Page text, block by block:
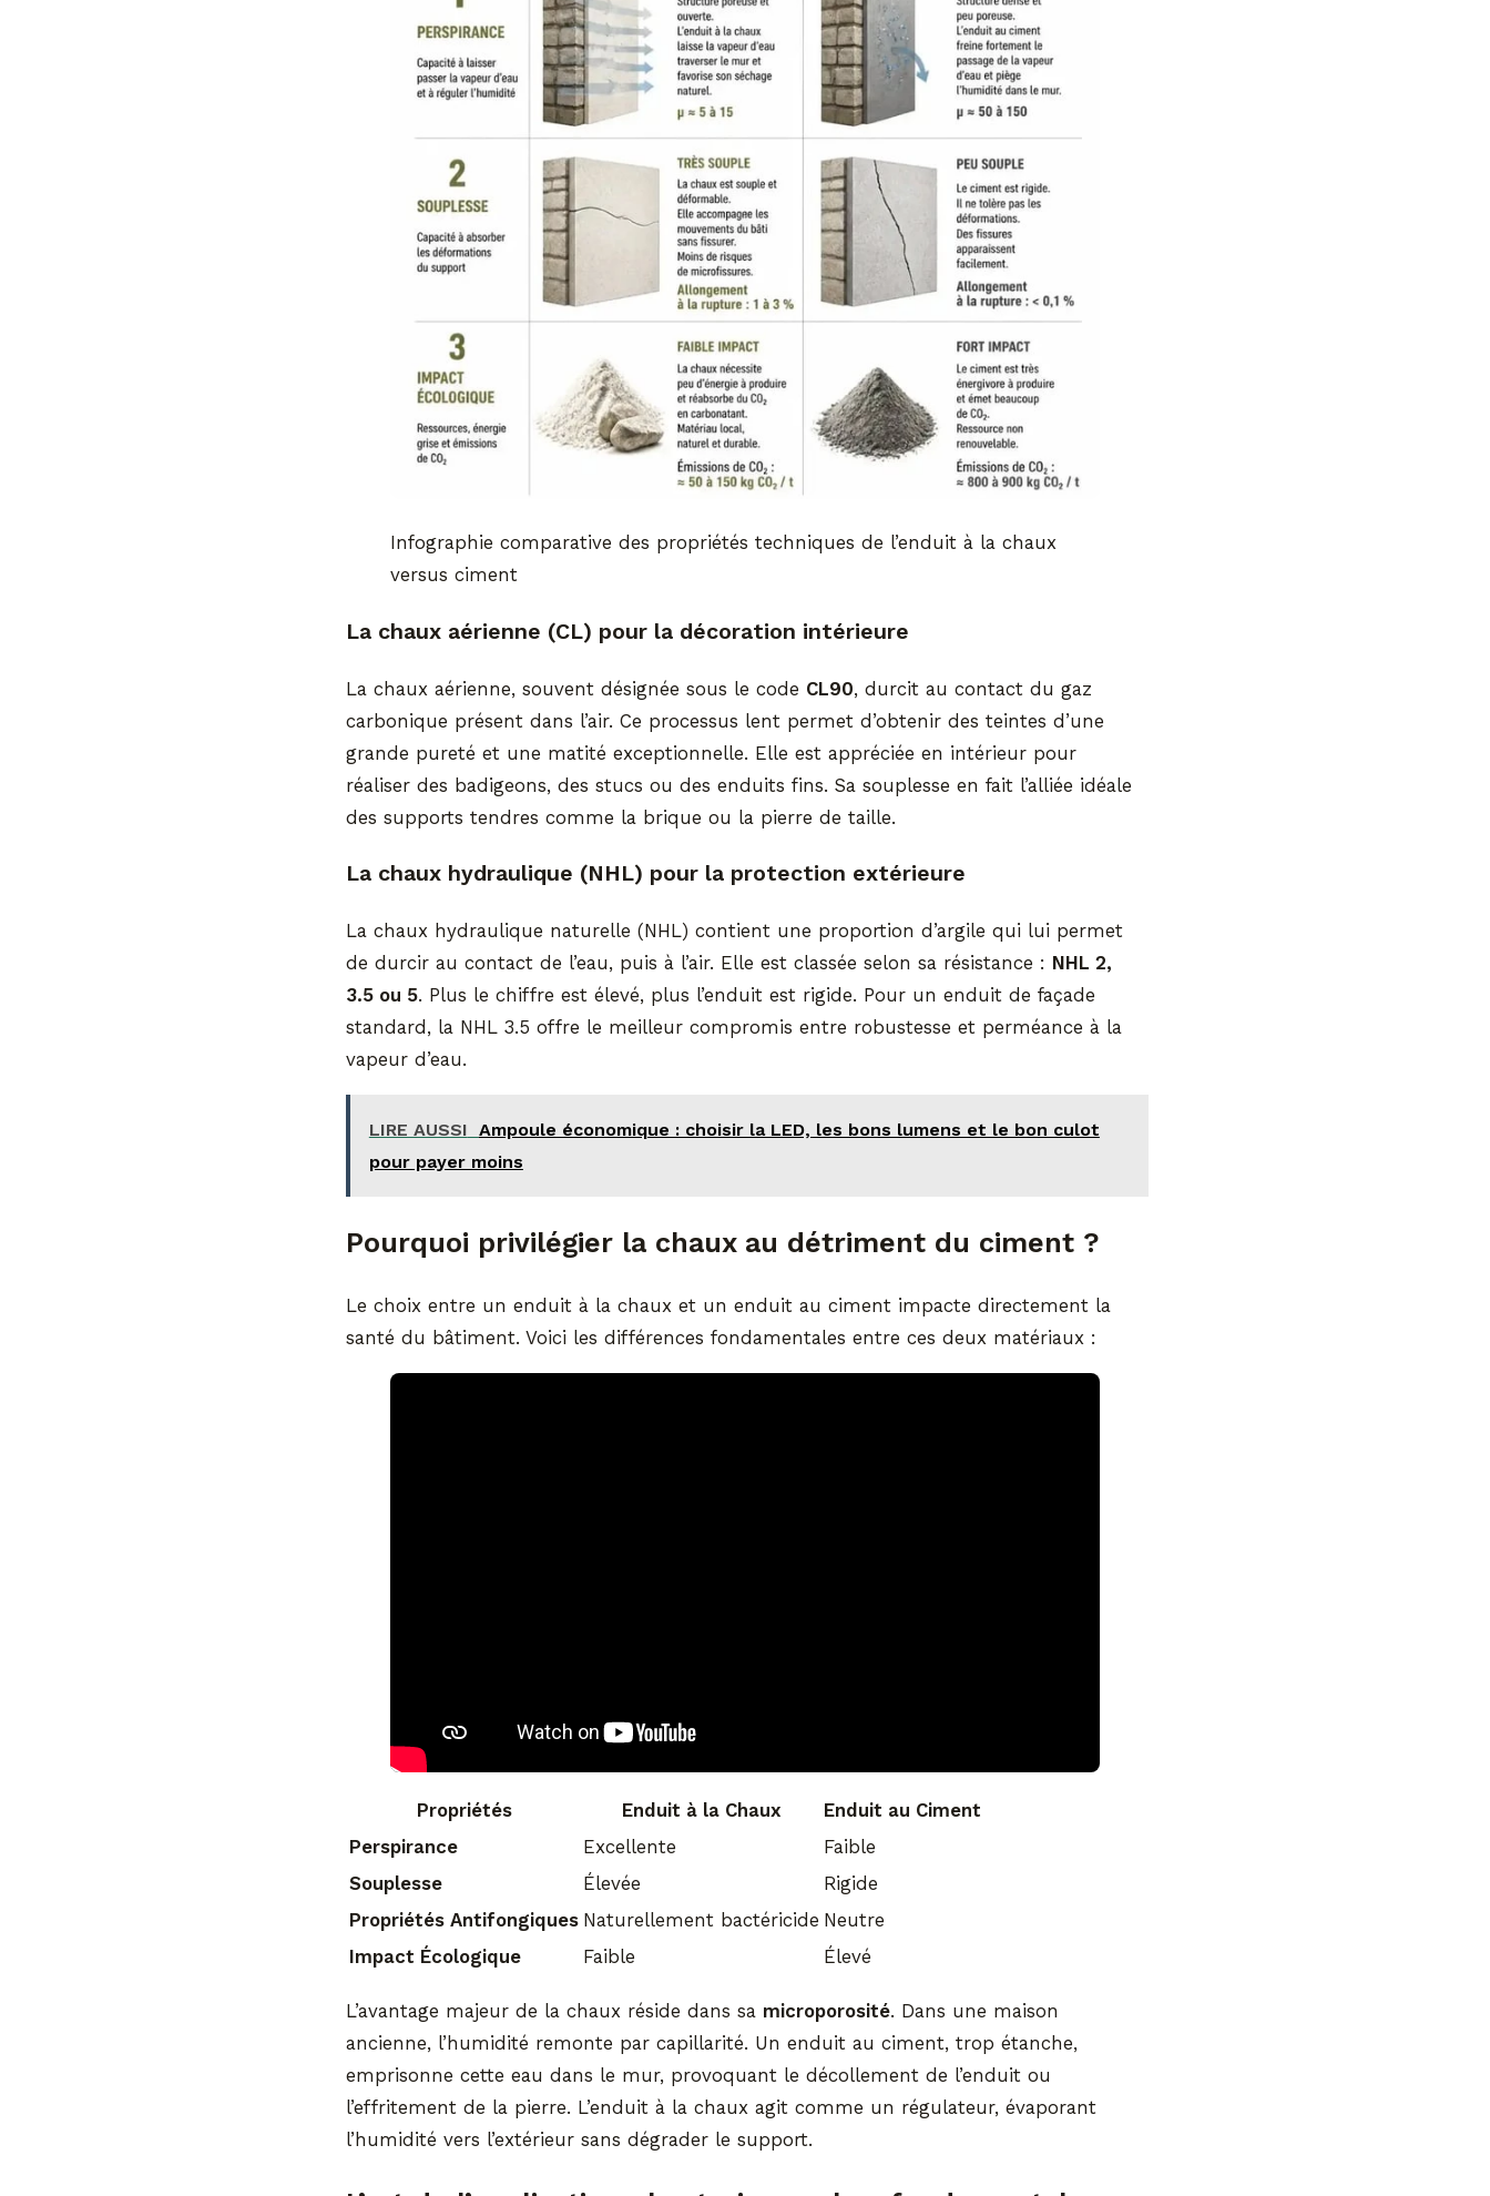
Infographie comparative des propriétés techniques de l’enduit à la chaux
versus ciment
La chaux aérienne (CL) pour la décoration intérieure
La chaux aérienne, souvent désignée sous le code CL90, durcit au contact du gaz
carbonique présent dans l’air. Ce processus lent permet d’obtenir des teintes d’une
grande pureté et une matité exceptionnelle. Elle est appréciée en intérieur pour
réaliser des badigeons, des stucs ou des enduits fins. Sa souplesse en fait l’alliée idéale
des supports tendres comme la brique ou la pierre de taille.
La chaux hydraulique (NHL) pour la protection extérieure
La chaux hydraulique naturelle (NHL) contient une proportion d’argile qui lui permet
de durcir au contact de l’eau, puis à l’air. Elle est classée selon sa résistance : NHL 2,
3.5 ou 5. Plus le chiffre est élevé, plus l’enduit est rigide. Pour un enduit de façade
standard, la NHL 3.5 offre le meilleur compromis entre robustesse et perméance à la
vapeur d’eau.
LIRE AUSSI Ampoule économique : choisir la LED, les bons lumens et le bon culot
pour payer moins
Pourquoi privilégier la chaux au détriment du ciment ?
Le choix entre un enduit à la chaux et un enduit au ciment impacte directement la
santé du bâtiment. Voici les différences fondamentales entre ces deux matériaux :
Propriétés Enduit à la Chaux
Enduit au Ciment
Perspirance
Excellente
Faible
Souplesse
Élevée
Rigide
Propriétés Antifongiques Naturellement bactéricide Neutre
Impact Écologique
Faible Élevé
L’avantage majeur de la chaux réside dans sa microporosité. Dans une maison
ancienne, l’humidité remonte par capillarité. Un enduit au ciment, trop étanche,
emprisonne cette eau dans le mur, provoquant le décollement de l’enduit ou
l’effritement de la pierre. L’enduit à la chaux agit comme un régulateur, évaporant
l’humidité vers l’extérieur sans dégrader le support.